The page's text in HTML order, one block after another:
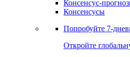
Консенсус-
Консенсусы
Попробуйте 7-
Откройте